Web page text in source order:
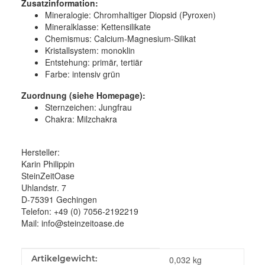
Zusatzinformation:
Mineralogie: Chromhaltiger Diopsid (Pyroxen)
Mineralklasse: Kettensilikate
Chemismus: Calcium-Magnesium-Silikat
Kristallsystem: monoklin
Entstehung: primär, tertiär
Farbe: intensiv grün
Zuordnung (siehe Homepage):
Sternzeichen: Jungfrau
Chakra: Milzchakra
Hersteller:
Karin Philippin
SteinZeitOase
Uhlandstr. 7
D-75391 Gechingen
Telefon: +49 (0) 7056-2192219
Mail: info@steinzeitoase.de
Produkteigenschaft
Wert
Artikelgewicht: 0,032 kg